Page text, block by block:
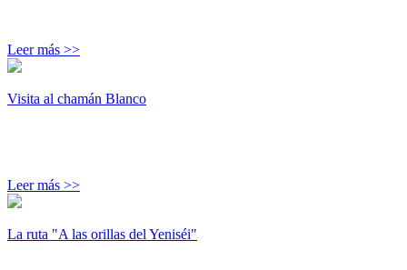
Leer más >>
Visita al chamán Blanco
Leer más >>
La ruta "A las orillas del Yeniséi"